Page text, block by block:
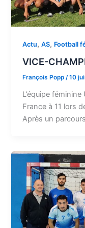
Actu,AS, Football
VICE-
François Popp/10
L’équipe
France à 11 lors
Après un parcours